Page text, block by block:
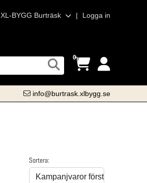
XL-BYGG Burträsk | Logga in
0
info@burtrask.xlbygg.se
Sortera: